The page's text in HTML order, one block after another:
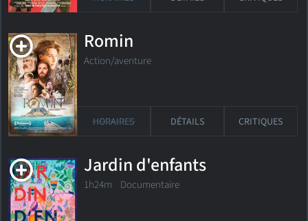
Romin
Action/aventure
HORAIRES DÉTAILS CRITIQUES
Jardin d'enfants
1h24m Documentaire